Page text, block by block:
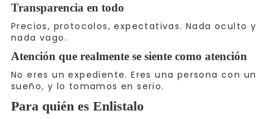
Transparencia en todo
Precios, protocolos, expectativas. Nada oculto y
nada vago.
Atención que realmente se siente como atención
No eres un expediente. Eres una persona con un
sueño, y lo tomamos en serio.
Para quién es Enlistalo